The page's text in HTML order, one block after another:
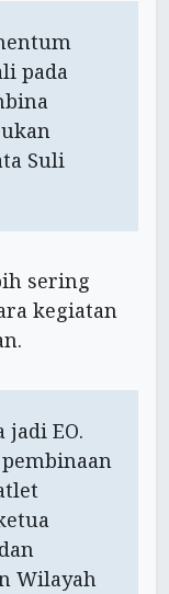
pada
Suli
sering
kegiatan
jadi EO.
Wilayah